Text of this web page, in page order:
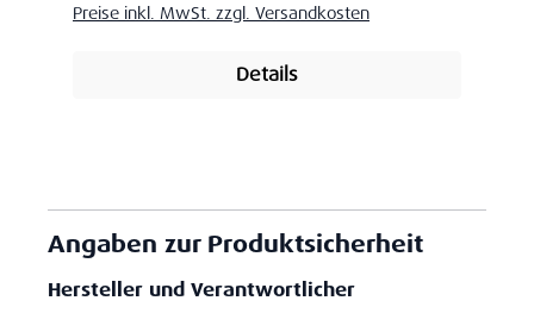
Preise inkl. MwSt. zzgl. Versandkosten
Details
Angaben zur Produktsicherheit
Hersteller und Verantwortlicher